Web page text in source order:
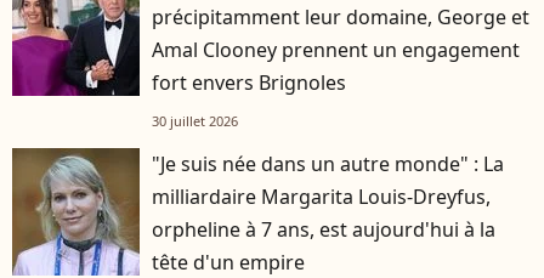
précipitamment leur domaine, George et
Amal Clooney prennent un engagement
fort envers Brignoles
30 juillet 2026
"Je suis née dans un autre monde" : La
milliardaire Margarita Louis-Dreyfus,
orpheline à 7 ans, est aujourd'hui à la
tête d'un empire